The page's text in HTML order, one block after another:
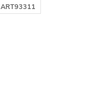
ART93311